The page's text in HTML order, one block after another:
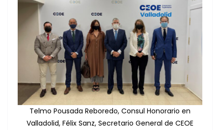
Telmo Pousada Reboredo, Consul Honorario en
Valladolid, Félix Sanz, Secretario General de CEOE